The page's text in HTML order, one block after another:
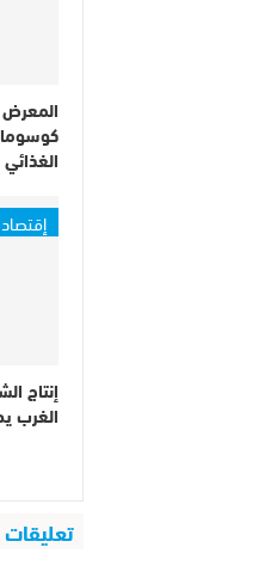
إقتصاد
إنتاج
الغرب يصل
تعليقات